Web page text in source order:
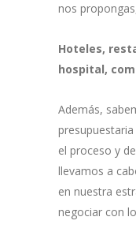
nos
Hoteles,
hospital,
Además,
el proceso y
llevamos a
en nuestra
negociar con